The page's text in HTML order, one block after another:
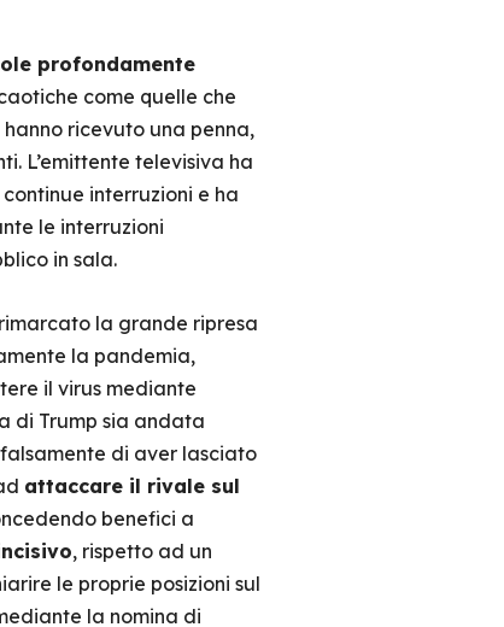
profondamente
come quelle che
ricevuto una penna,
L’emittente televisiva ha
interruzioni e ha
le interruzioni
in sala.
la grande ripresa
la pandemia,
il virus mediante
di Trump sia andata
di aver lasciato
attaccare il rivale sul
benefici a
, rispetto ad un
le proprie posizioni sul
la nomina di